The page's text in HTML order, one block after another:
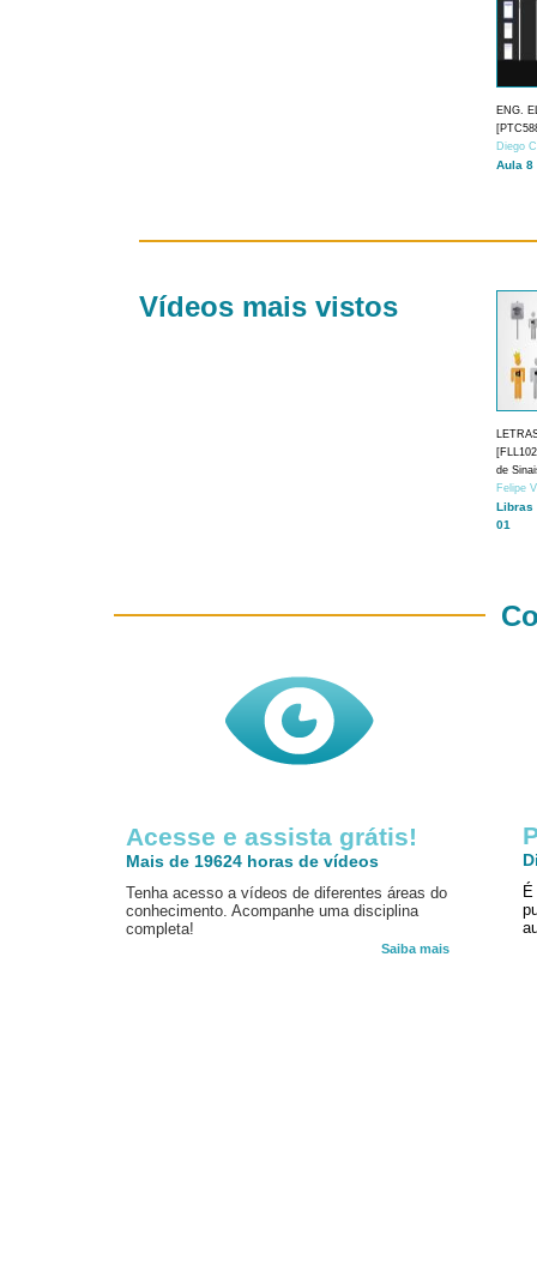
ENG.
Diego
Aula 8
Vídeos mais vistos
de
Felipe
Libras
01
Acesse e assista grátis!
Mais de 19624 horas de vídeos
Tenha acesso a vídeos de diferentes áreas do
conhecimento. Acompanhe uma disciplina
completa!
Saiba mais